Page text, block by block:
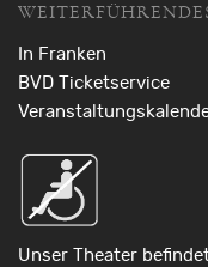
In Franken
BVD Ticketservice
Unser Theater